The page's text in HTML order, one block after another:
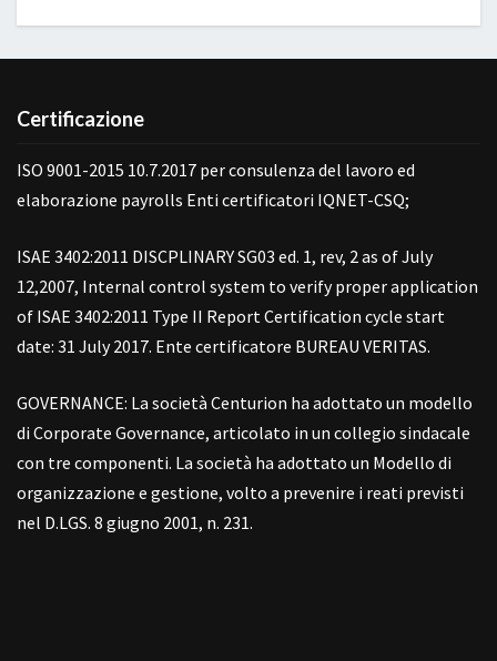
Certificazione
ISO 9001-2015 10.7.2017 per consulenza del lavoro ed
elaborazione payrolls Enti certificatori IQNET-CSQ;
ISAE 3402:2011 DISCPLINARY SG03 ed. 1, rev, 2 as of July
12,2007, Internal control system to verify proper application
of ISAE 3402:2011 Type II Report Certification cycle start
date: 31 July 2017. Ente certificatore BUREAU VERITAS.
GOVERNANCE: La società Centurion ha adottato un modello
di Corporate Governance, articolato in un collegio sindacale
con tre componenti. La società ha adottato un Modello di
organizzazione e gestione, volto a prevenire i reati previsti
nel D.LGS. 8 giugno 2001, n. 231.